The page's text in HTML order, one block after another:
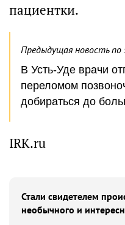
пациентки.
Предыдущая новость
В Усть-Уде врачи
переломом
добираться до
IRK.ru
Стали свидетелем
необычного и